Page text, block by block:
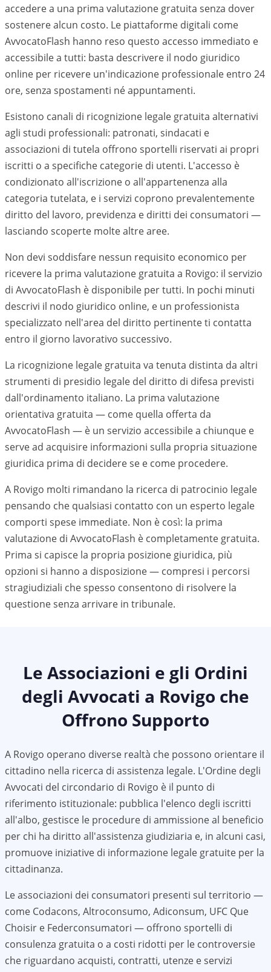
accedere a una prima valutazione gratuita senza dover
sostenere alcun costo. Le piattaforme digitali come
AvvocatoFlash hanno reso questo accesso immediato e
accessibile a tutti: basta descrivere il nodo giuridico
online per ricevere un'indicazione professionale entro 24
ore, senza spostamenti né appuntamenti.
Esistono canali di ricognizione legale gratuita alternativi
agli studi professionali: patronati, sindacati e
associazioni di tutela offrono sportelli riservati ai propri
iscritti o a specifiche categorie di utenti. L'accesso è
condizionato all'iscrizione o all'appartenenza alla
categoria tutelata, e i servizi coprono prevalentemente
diritto del lavoro, previdenza e diritti dei consumatori —
lasciando scoperte molte altre aree.
Non devi soddisfare nessun requisito economico per
ricevere la prima valutazione gratuita a Rovigo: il servizio
di AvvocatoFlash è disponibile per tutti. In pochi minuti
descrivi il nodo giuridico online, e un professionista
specializzato nell'area del diritto pertinente ti contatta
entro il giorno lavorativo successivo.
La ricognizione legale gratuita va tenuta distinta da altri
strumenti di presidio legale del diritto di difesa previsti
dall'ordinamento italiano. La prima valutazione
orientativa gratuita — come quella offerta da
AvvocatoFlash — è un servizio accessibile a chiunque e
serve ad acquisire informazioni sulla propria situazione
giuridica prima di decidere se e come procedere.
A Rovigo molti rimandano la ricerca di patrocinio legale
pensando che qualsiasi contatto con un esperto legale
comporti spese immediate. Non è così: la prima
valutazione di AvvocatoFlash è completamente gratuita.
Prima si capisce la propria posizione giuridica, più
opzioni si hanno a disposizione — compresi i percorsi
stragiudiziali che spesso consentono di risolvere la
questione senza arrivare in tribunale.
Le Associazioni e gli Ordini
degli Avvocati a Rovigo che
Offrono Supporto
A Rovigo operano diverse realtà che possono orientare il
cittadino nella ricerca di assistenza legale. L'Ordine degli
Avvocati del circondario di Rovigo è il punto di
riferimento istituzionale: pubblica l'elenco degli iscritti
all'albo, gestisce le procedure di ammissione al beneficio
per chi ha diritto all'assistenza giudiziaria e, in alcuni casi,
promuove iniziative di informazione legale gratuite per la
cittadinanza.
Le associazioni dei consumatori presenti sul territorio —
come Codacons, Altroconsumo, Adiconsum, UFC Que
Choisir e Federconsumatori — offrono sportelli di
consulenza gratuita o a costi ridotti per le controversie
che riguardano acquisti, contratti, utenze e servizi